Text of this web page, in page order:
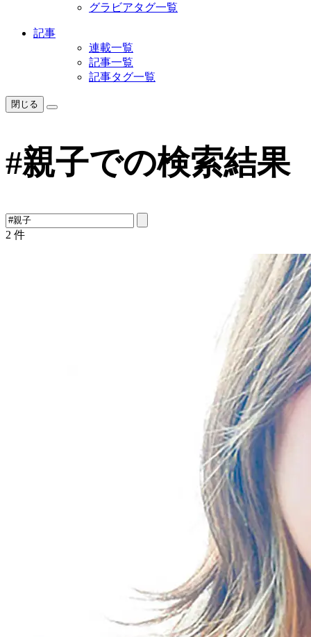
グラビアタグ一覧
記事
連載一覧
記事一覧
記事タグ一覧
閉じる
#親子での検索結果
2 件